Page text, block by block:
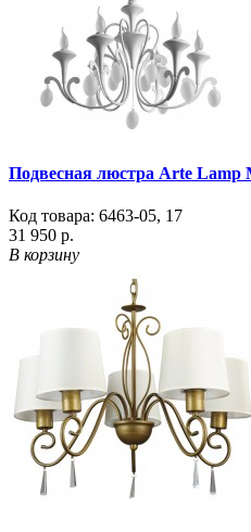
Подвесная люстра Arte
Код товара: 6463-05, 17
31 950 р.
В корзину